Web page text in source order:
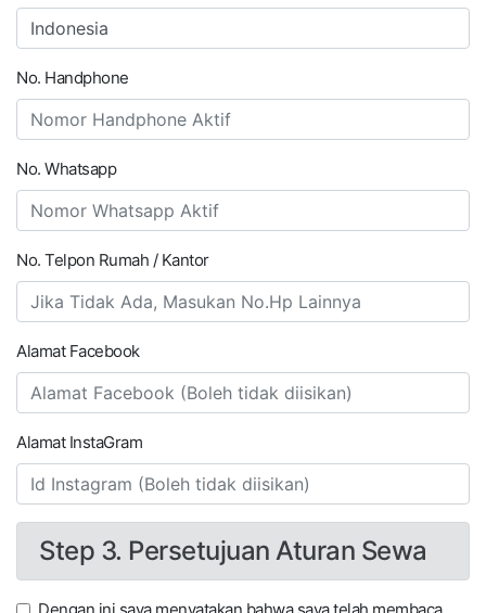
No. Handphone
No. Whatsapp
No. Telpon Rumah / Kantor
Alamat Facebook
Alamat InstaGram
Step 3. Persetujuan Aturan Sewa